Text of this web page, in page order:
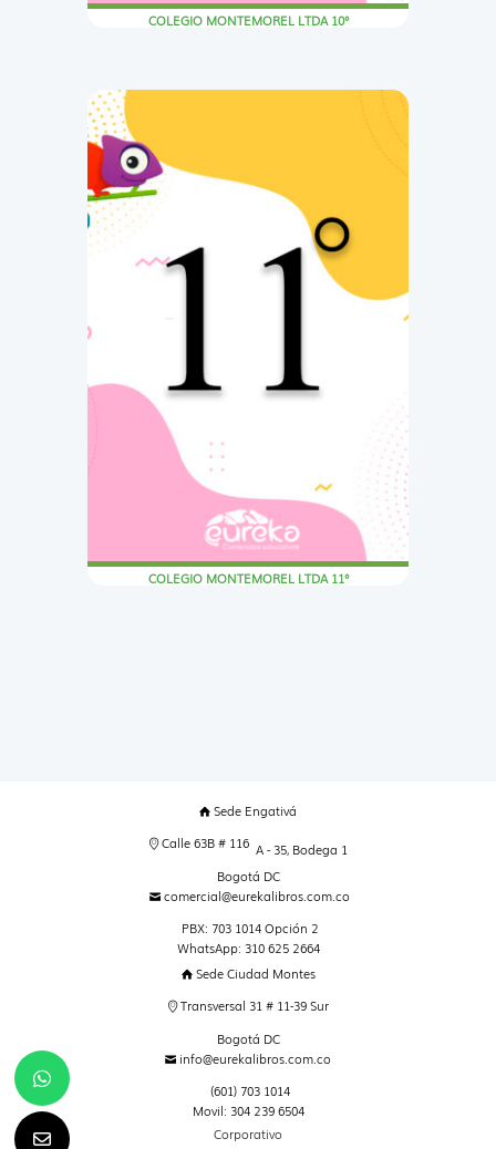
COLEGIO MONTEMOREL LTDA 10°
COLEGIO MONTEMOREL LTDA 11°
Sede Engativá
Calle 63B # 116 A - 35, Bodega 1
Bogotá DC
comercial@eurekalibros.com.co
PBX: 703 1014 Opción 2
WhatsApp: 310 625 2664
Sede Ciudad Montes
Transversal 31 # 11-39 Sur
Bogotá DC
info@eurekalibros.com.co
(601) 703 1014
Movil: 304 239 6504
Corporativo